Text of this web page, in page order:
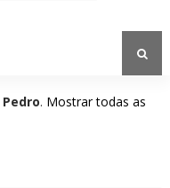
Pedro. Mostrar todas as